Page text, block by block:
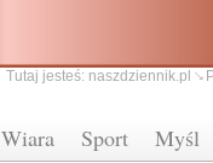
Wiara Sport Myśl
Tutaj jesteś: naszdziennik.pl